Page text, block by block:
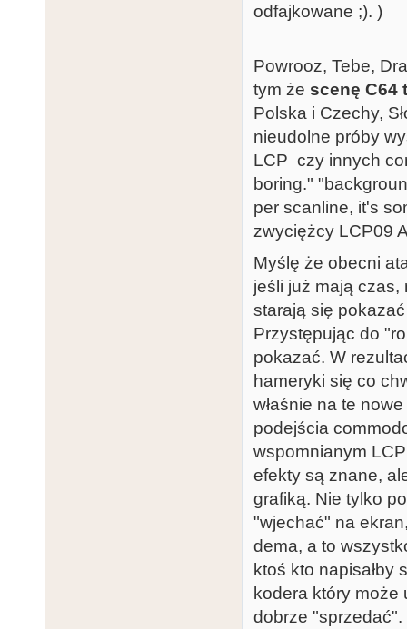
odfajkowane ;). )
Powrooz, Tebe,
tym że scenę C64
Polska i Czechy,
nieudolne próby
LCP czy innych
boring."
per scanline, it's
zwyciężcy LCP09
Myślę że obecni
jeśli już mają czas,
starają się
Przystępując do
pokazać. W
hameryki się co
właśnie na te
podejścia
wspomnianym
efekty są znane,
grafiką. Nie tylko
"wjechać" na
dema, a to
ktoś kto napisałby
kodera który może
dobrze "sprzedać".